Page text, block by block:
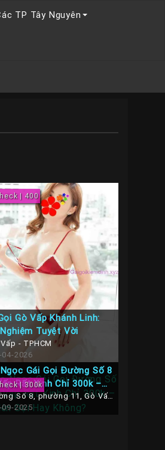
TP Tây Nguyên
| 400
Gò Vấp Khánh Linh:
Tuyệt Vời
- TPHCM
04-2026
| 300k
Gái Gọi Đường Số 8
Rất Xinh Chỉ 300k –
Gọi Hay Không?
Số 8, phường 11, Gò Vấp,
2025